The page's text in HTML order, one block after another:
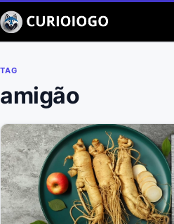
TAG
amigão